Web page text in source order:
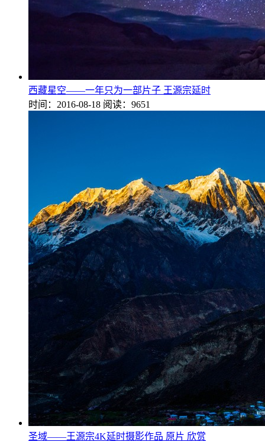
西藏星空——一年只为一部片子 王源宗延时
时间：2016-08-18 阅读：9651
圣域——王源宗4K延时摄影作品 原片 欣赏